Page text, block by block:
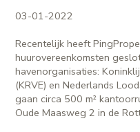
03-01-2022
Recentelijk heeft
huurovereenkomsten
havenorganisaties:
(KRVE) en Nederlands
gaan circa 500 m²
Oude Maasweg 2 in de